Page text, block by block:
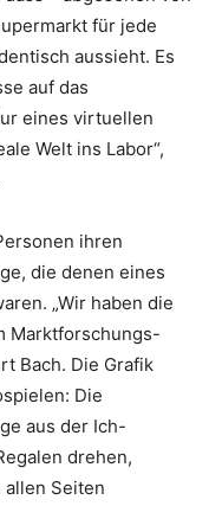
für jede
aussieht. Es
auf das
eines virtuellen
Welt ins Labor“,
ihren
die denen eines
„Wir haben die
Marktforschungs-
Bach. Die Grafik
Die
aus der Ich-
drehen,
allen Seiten